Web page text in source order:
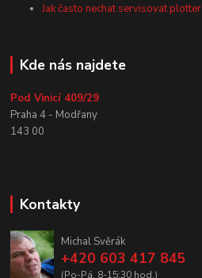
Jak často nechat servisovat plotter
Kde nás najdete
Pod Vinicí 409/29
Praha 4 - Modřany
143 00
Kontakty
Michal Svěrák
+420 603 417 845
(Po-Pá, 8-15:30 hod.)